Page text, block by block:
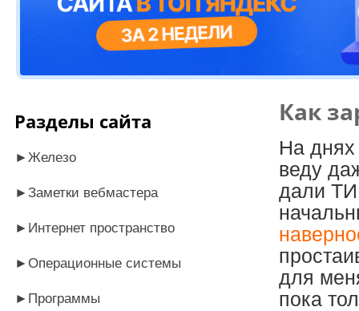
Как
На
веду
дали
для
пока
Разделы сайта
► Железо
► Заметки вебмастера
► Интернет пространство
► Операционные системы
► Программы